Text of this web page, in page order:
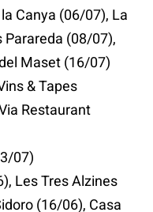
Canya (06/07), La
Parareda (08/07),
Maset (16/07)
& Tapes
Restaurant
07)
Les Tres Alzines
(16/06), Casa